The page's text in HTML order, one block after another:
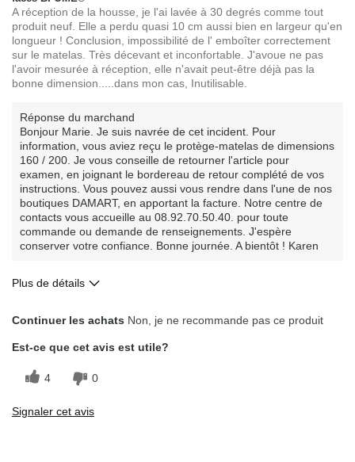
A réception de la housse, je l'ai lavée à 30 degrés comme tout
produit neuf. Elle a perdu quasi 10 cm aussi bien en largeur qu'en
longueur ! Conclusion, impossibilité de l' emboîter correctement
sur le matelas. Très décevant et inconfortable. J'avoue ne pas
l'avoir mesurée à réception, elle n'avait peut-être déjà pas la
bonne dimension.....dans mon cas, Inutilisable.
Réponse du marchand
Bonjour Marie. Je suis navrée de cet incident. Pour
information, vous aviez reçu le protège-matelas de dimensions
160 / 200. Je vous conseille de retourner l'article pour
examen, en joignant le bordereau de retour complété de vos
instructions. Vous pouvez aussi vous rendre dans l'une de nos
boutiques DAMART, en apportant la facture. Notre centre de
contacts vous accueille au 08.92.70.50.40. pour toute
commande ou demande de renseignements. J'espère
conserver votre confiance. Bonne journée. A bientôt ! Karen
Plus de détails
Les meilleures utilisations
Chambre d'amis
Continuer les achats Non, je ne recommande pas ce produit
Est-ce que cet avis est utile?
4 0
Signaler cet avis